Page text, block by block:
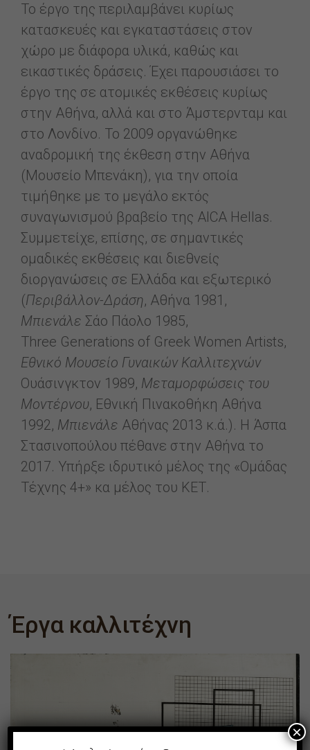
Το έργο της περιλαμβάνει κυρίως
κατασκευές και εγκαταστάσεις στον
χώρο με διάφορα υλικά, καθώς και
εικαστικές δράσεις. Έχει παρουσιάσει το
έργο της σε ατομικές εκθέσεις κυρίως
στην Αθήνα, αλλά και στο Άμστερνταμ και
στο Λονδίνο. Το 2009 οργανώθηκε
αναδρομική της έκθεση στην Αθήνα
(Μουσείο Μπενάκη), για την οποία
τιμήθηκε με το μεγάλο εκτός
συναγωνισμού βραβείο της AICA Hellas.
Συμμετείχε, επίσης, σε σημαντικές
ομαδικές εκθέσεις και διεθνείς
διοργανώσεις σε Ελλάδα και εξωτερικό
(Περιβάλλον-Δράση, Αθήνα 1981,
Μπιενάλε Σάο Πάολο 1985,
Three Generations of Greek Women Artists,
Εθνικό Μουσείο Γυναικών Καλλιτεχνών
Ουάσινγκτον 1989, Μεταμορφώσεις του
Μοντέρνου, Εθνική Πινακοθήκη Αθήνα
1992, Μπιενάλε Αθήνας 2013 κ.ά.). Η Άσπα
Στασινοπούλου πέθανε στην Αθήνα το
2017. Υπήρξε ιδρυτικό μέλος της «Ομάδας
Τέχνης 4+» κα μέλος του ΚΕΤ.
Έργα καλλιτέχνη
×